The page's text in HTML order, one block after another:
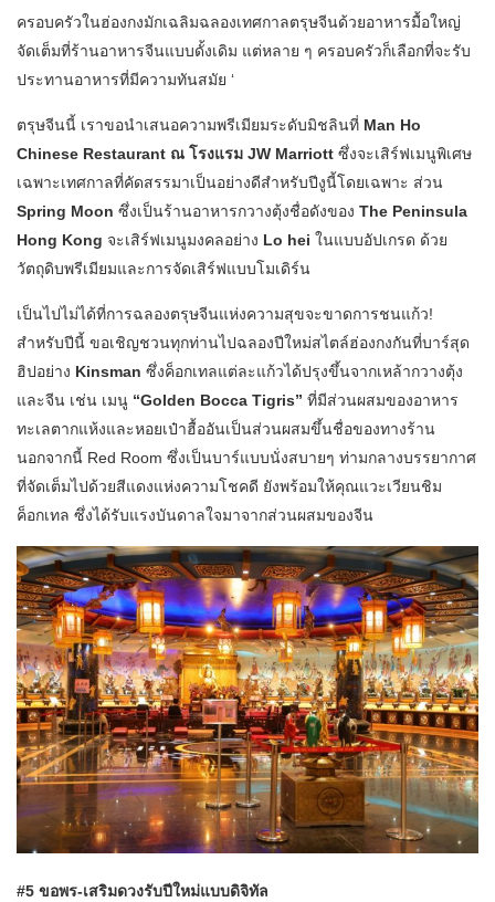
ครอบครัวในฮ่องกงมักเฉลิมฉลองเทศกาลตรุษจีนด้วยอาหารมื้อใหญ่
จัดเต็มที่ร้านอาหารจีนแบบดั้งเดิม แต่หลาย ๆ ครอบครัวก็เลือกที่จะรับ
ประทานอาหารที่มีความทันสมัย ‘
ตรุษจีนนี้ เราขอนำเสนอความพรีเมียมระดับมิชลินที่ Man Ho
Chinese Restaurant ณ โรงแรม JW Marriott ซึ่งจะเสิร์ฟเมนูพิเศษ
เฉพาะเทศกาลที่คัดสรรมาเป็นอย่างดีสำหรับปีงูนี้โดยเฉพาะ ส่วน
Spring Moon ซึ่งเป็นร้านอาหารกวางตุ้งชื่อดังของ The Peninsula
Hong Kong จะเสิร์ฟเมนูมงคลอย่าง Lo hei ในแบบอัปเกรด ด้วย
วัตถุดิบพรีเมียมและการจัดเสิร์ฟแบบโมเดิร์น
เป็นไปไม่ได้ที่การฉลองตรุษจีนแห่งความสุขจะขาดการชนแก้ว!
สำหรับปีนี้ ขอเชิญชวนทุกท่านไปฉลองปีใหม่สไตล์ฮ่องกงกันที่บาร์สุด
ฮิปอย่าง Kinsman ซึ่งค็อกเทลแต่ละแก้วได้ปรุงขึ้นจากเหล้ากวางตุ้ง
และจีน เช่น เมนู “Golden Bocca Tigris” ที่มีส่วนผสมของอาหาร
ทะเลตากแห้งและหอยเป๋าฮื้ออันเป็นส่วนผสมขึ้นชื่อของทางร้าน
นอกจากนี้ Red Room ซึ่งเป็นบาร์แบบนั่งสบายๆ ท่ามกลางบรรยากาศ
ที่จัดเต็มไปด้วยสีแดงแห่งความโชคดี ยังพร้อมให้คุณแวะเวียนชิม
ค็อกเทล ซึ่งได้รับแรงบันดาลใจมาจากส่วนผสมของจีน
#5 ขอพร-เสริมดวงรับปีใหม่แบบดิจิทัล